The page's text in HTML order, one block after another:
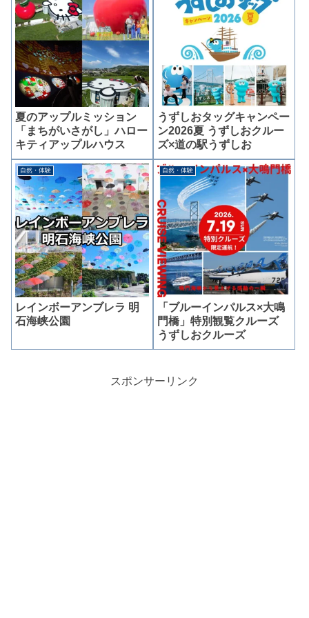
夏のアップルミッション
「まちがいさがし」ハロー
キティアップルハウス
うずしおタッグキャンペー
ン2026夏 うずしおクルー
ズ×道の駅うずしお
自然・体験
レインボーアンブレラ 明
石海峡公園
自然・体験
「ブルーインパルス×大鳴
門橋」特別観覧クルーズ
うずしおクルーズ
スポンサーリンク